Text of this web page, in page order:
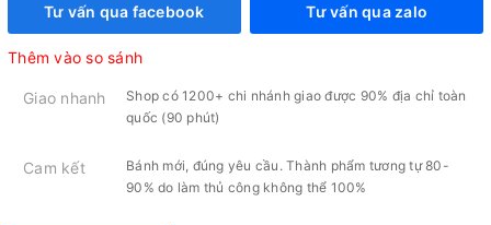
Tư vấn qua facebook Tư vấn qua zalo
Thêm vào so sánh
Giao nhanh
Shop có 1200+ chi nhánh giao được 90% địa chỉ toàn
quốc (90 phút)
Cam kết
Bánh mới, đúng yêu cầu. Thành phẩm tương tự 80-
90% do làm thủ công không thể 100%